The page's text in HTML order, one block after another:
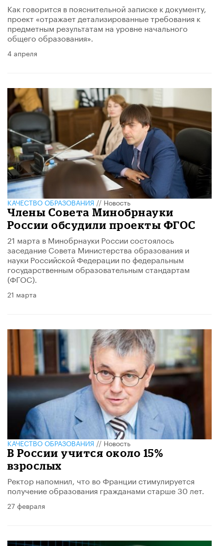
Как говорится в пояснительной записке к документу,
проект «отражает детализированные требования к
предметным результатам на уровне начального
общего образования».
4 апреля
КАЧЕСТВО ОБРАЗОВАНИЯ//Новость
Члены Совета Минобрнауки
России обсудили проекты ФГОС
21 марта в Минобрнауки России состоялось
заседание Совета Министерства образования и
науки Российской Федерации по федеральным
государственным образовательным стандартам
(ФГОС).
21 марта
КАЧЕСТВО ОБРАЗОВАНИЯ//Новость
В России учится около 15%
взрослых
Ректор напомнил, что во Франции стимулируется
получение образования гражданами старше 30 лет.
27 февраля